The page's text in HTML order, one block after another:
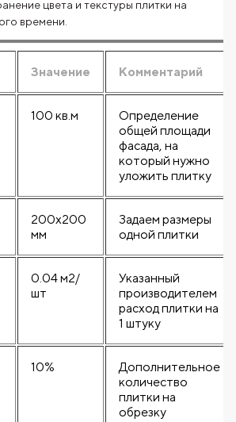
цвета и текстуры плитки на
времени.
Значение Комментарий
100 кв.м
Определение
общей площади
фасада, на
который нужно
уложить плитку
200x200
мм
Задаем размеры
одной плитки
0.04 м2/
шт
Указанный
производителем
расход плитки на
1 штуку
10%
Дополнительное
количество
плитки на
обрезку